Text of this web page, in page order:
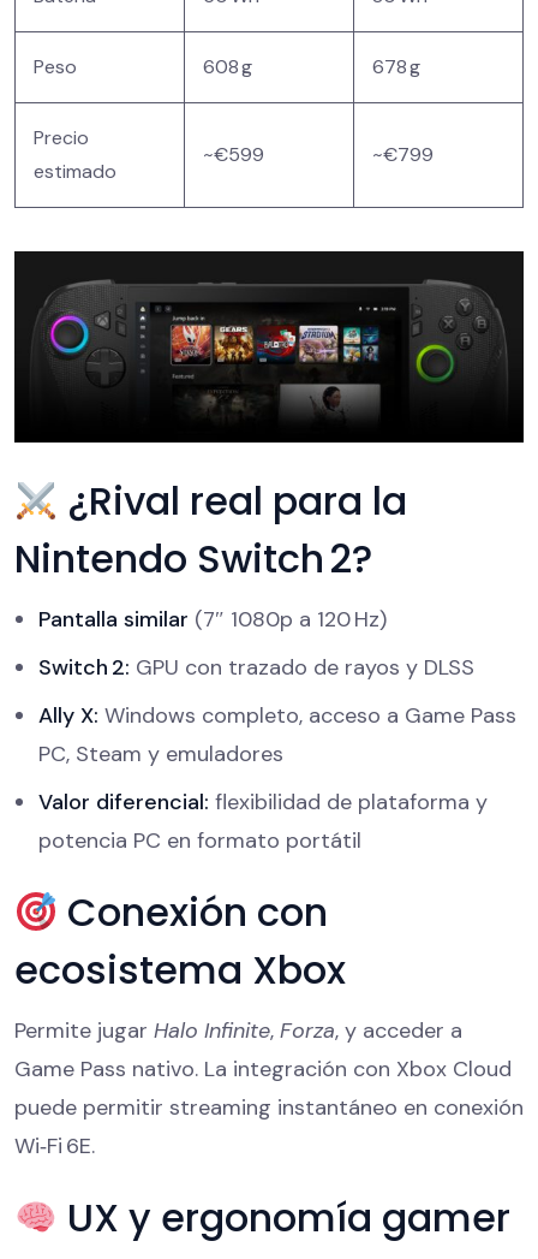
Peso 608 g 678 g
Precio
estimado
~€599 ~€799
¿Rival real para la
Nintendo Switch 2?
Pantalla similar (7″ 1080p a 120 Hz)
Switch 2: GPU con trazado de rayos y DLSS
Ally X: Windows completo, acceso a Game Pass
PC, Steam y emuladores
Valor diferencial: flexibilidad de plataforma y
potencia PC en formato portátil
Conexión con
ecosistema Xbox
Permite jugar Halo Infinite, Forza, y acceder a
Game Pass nativo. La integración con Xbox Cloud
puede permitir streaming instantáneo en conexión
Wi‑Fi 6E.
UX y ergonomía gamer